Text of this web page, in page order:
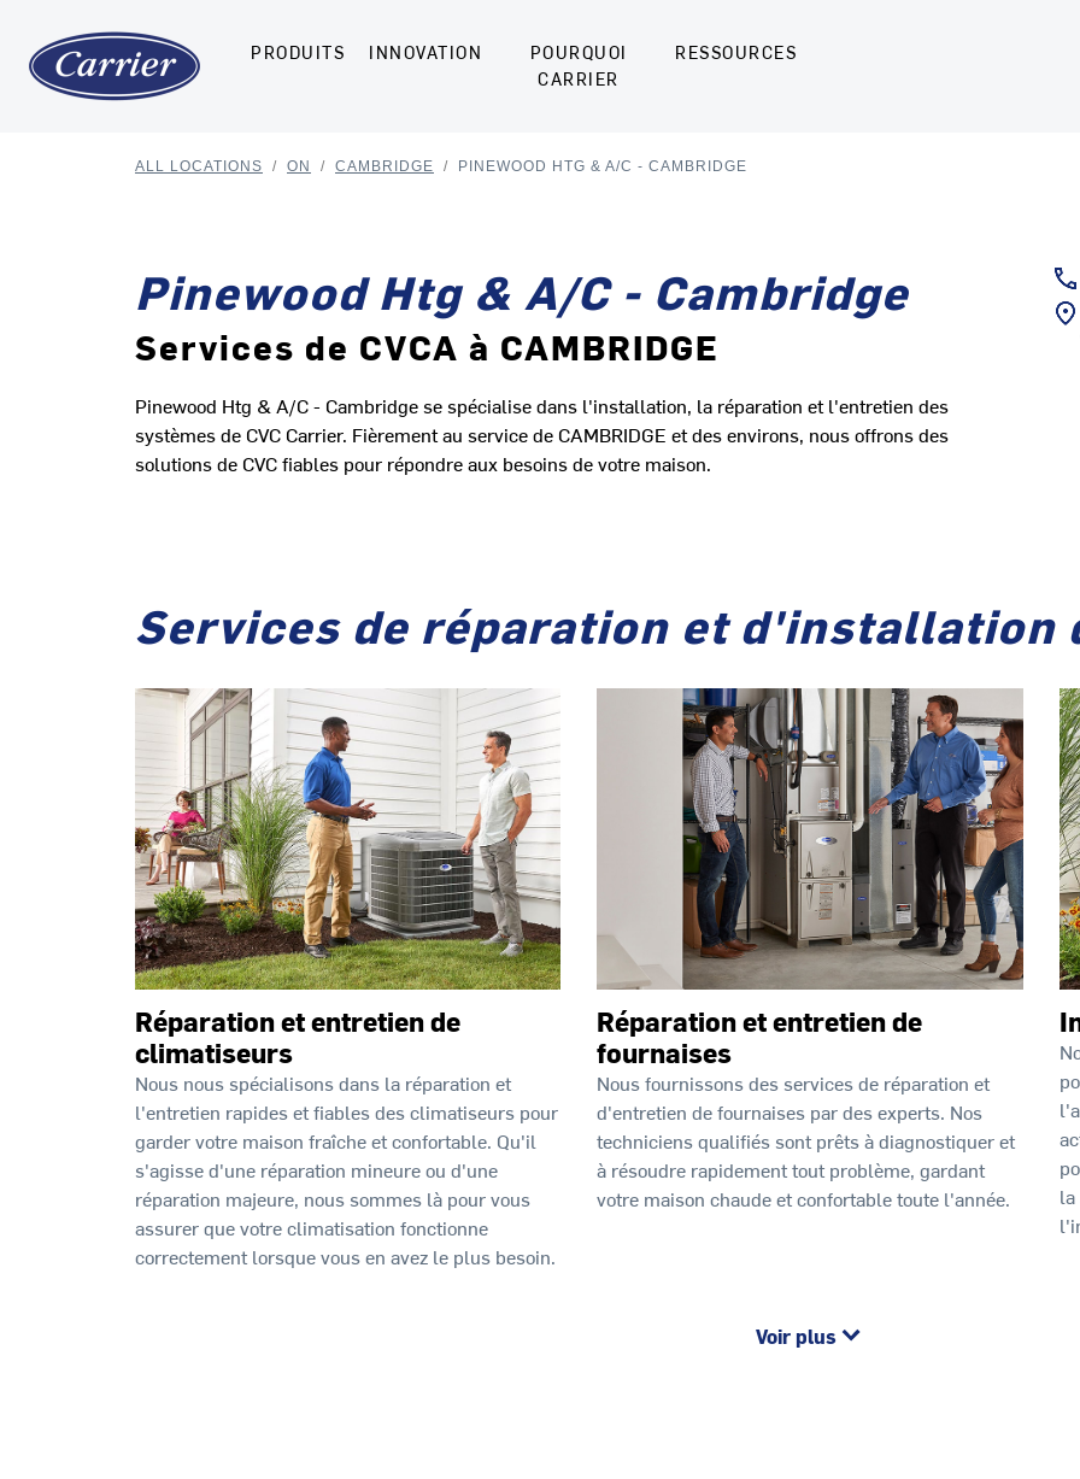
PRODUITS INNOVATION
POURQUOI
CARRIER
RESSOURCES
ALL LOCATIONS / ON / CAMBRIDGE / PINEWOOD HTG & A/C - CAMBRIDGE
Pinewood Htg & A/C - Cambridge
Services de CVCA à CAMBRIDGE
Pinewood Htg & A/C - Cambridge se spécialise dans l'installation, la réparation et l'entretien des
systèmes de CVC Carrier. Fièrement au service de CAMBRIDGE et des environs, nous offrons des
solutions de CVC fiables pour répondre aux besoins de votre maison.
Services de réparation et d'installation
Réparation et entretien de
climatiseurs
Nous nous spécialisons dans la réparation et
l'entretien rapides et fiables des climatiseurs pour
garder votre maison fraîche et confortable. Qu'il
s'agisse d'une réparation mineure ou d'une
réparation majeure, nous sommes là pour vous
assurer que votre climatisation fonctionne
correctement lorsque vous en avez le plus besoin.
Réparation et entretien de
fournaises
Nous fournissons des services de réparation et
d'entretien de fournaises par des experts. Nos
techniciens qualifiés sont prêts à diagnostiquer et
à résoudre rapidement tout problème, gardant
votre maison chaude et confortable toute l'année.
la
Voir plus